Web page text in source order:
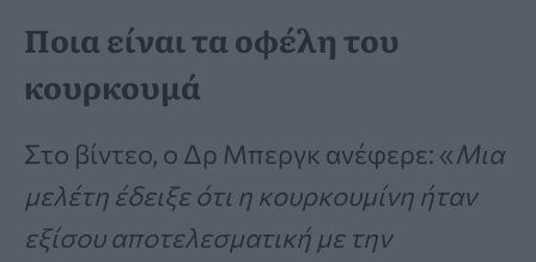
Ποια είναι τα οφέλη του
κουρκουμά
Στο βίντεο, ο Δρ Μπεργκ ανέφερε: «Μια
μελέτη έδειξε ότι η κουρκουμίνη ήταν
εξίσου αποτελεσματική με την